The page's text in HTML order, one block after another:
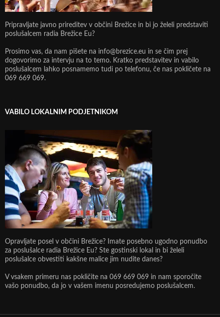
Pripravljate javno prireditev v občini Brežice in bi jo želeli predstaviti
poslušalcem radia Brežice Eu?
Prosimo vas, da nam pišete na info@brezice.eu in se čim prej
dogovorimo za intervju na to temo. Kratko predstavitev in vabilo
poslušalcem lahko posnamemo tudi po telefonu, če nas pokličete na
069 669 069.
VABILO LOKALNIM PODJETNIKOM
Opravljate posel v občini Brežice? Imate posebno ugodno ponudbo
za poslušalce radia Brežice Eu? Ste gostinski lokal in bi želeli
poslušalce obvestiti kakšne malice jim nudite danes?
V vsakem primeru nas pokličite na 069 669 069 in nam sporočite
vašo ponudbo, da jo v vašem imenu posredujemo poslušalcem.